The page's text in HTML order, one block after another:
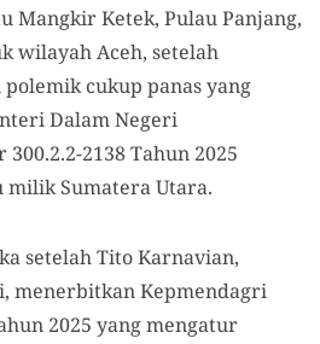
Mangkir Ketek, Pulau Panjang,
wilayah Aceh, setelah
cukup panas yang
Dalam Negeri
2138 Tahun 2025
Sumatera Utara.
setelah Tito Karnavian,
menerbitkan Kepmendagri
2025 yang mengatur